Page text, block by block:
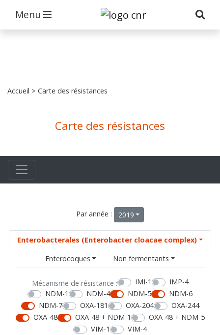
Menu
Accueil > Carte des résistances
Carte des résistances
Par année : 2019
Enterobacterales (Enterobacter cloacae complex)
Enterocoques
Non fermentants
Mécanisme de résistance : IMI-1
IMP-4
NDM-1
NDM-4 NDM-5
NDM-6
NDM-7
OXA-181 OXA-204
OXA-244
OXA-48
OXA-48 + NDM-1
OXA-48 + NDM-5
VIM-1
VIM-4